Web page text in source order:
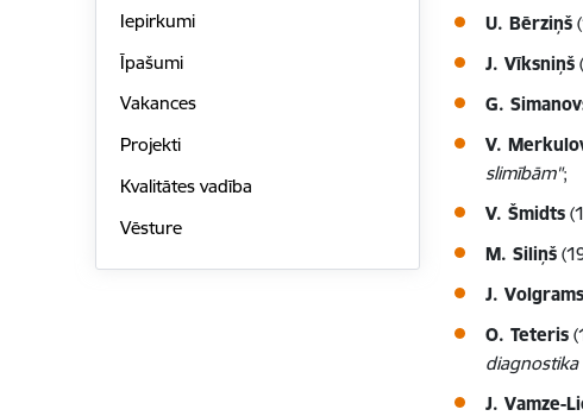
Iepirkumi
Īpašumi
Vakances
Projekti
Kvalitātes vadība
Vēsture
U. Bērziņš
J. Vīksniņš
G.
V.
slimībām";
V. Šmidts
M. Siliņš
J. Volgrams
O. Teteris
J. Vamze-